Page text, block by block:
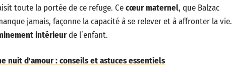
toute la portée de ce refuge. Cecœur maternel, que Balzac
jamais, façonne la capacité à se relever et à affronter la vie.
intérieurde l’enfant.
nuit d'amour : conseils et astuces essentiels